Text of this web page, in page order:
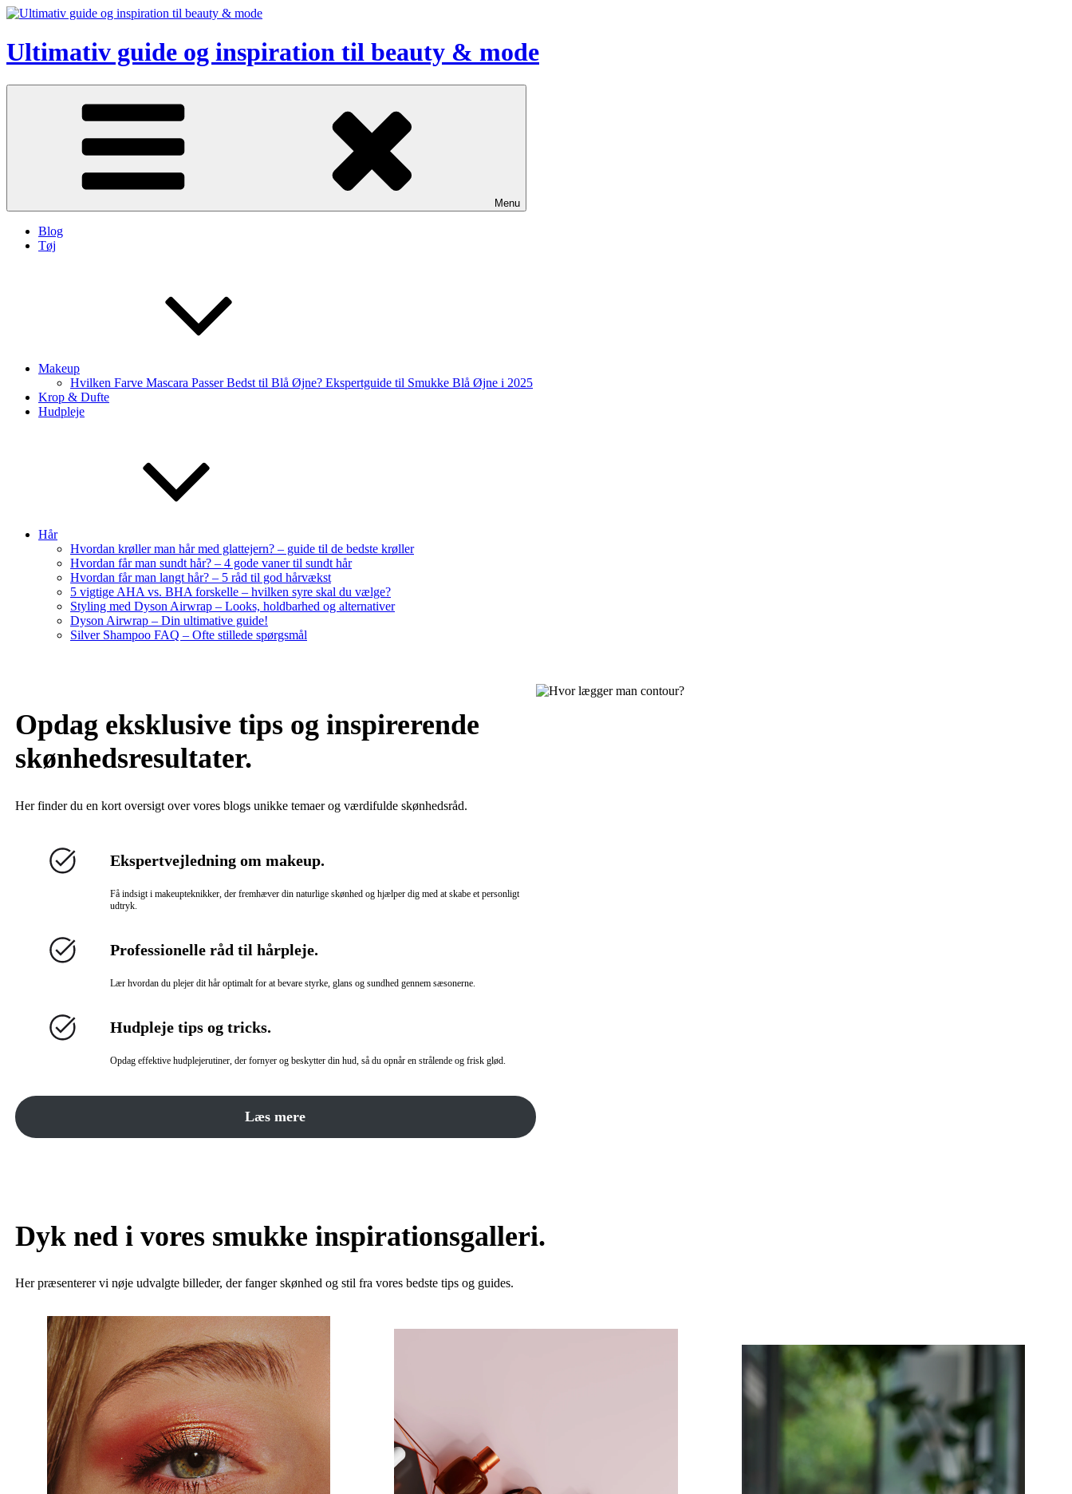
Skip
content
Ultimativ guide og inspiration til beauty & mode
Menu
Blog
Tøj
Makeup
Hvilken Farve Mascara Passer Bedst til Blå Øjne? Ekspertguide til Smukke Blå Øjne i 2025
Krop & Dufte
Hudpleje
Hår
Hvordan krøller man hår med glattejern? – guide til de bedste krøller
Hvordan får man sundt hår? – 4 gode vaner til sundt hår
Hvordan får man langt hår? – 5 råd til god hårvækst
5 vigtige AHA vs. BHA forskelle – hvilken syre skal du vælge?
Styling med Dyson Airwrap – Looks, holdbarhed og alternativer
Dyson Airwrap – Din ultimative guide!
Silver Shampoo FAQ – Ofte stillede spørgsmål
Opdag eksklusive tips og inspirerende
skønhedsresultater.
Her finder du en kort oversigt over vores blogs unikke temaer og værdifulde skønhedsråd.
Ekspertvejledning om makeup.
Få indsigt i makeupteknikker, der fremhæver din naturlige skønhed og hjælper dig med at skabe et personligt
udtryk.
Professionelle råd til hårpleje.
Lær hvordan du plejer dit hår optimalt for at bevare styrke, glans og sundhed gennem sæsonerne.
Hudpleje tips og tricks.
Opdag effektive hudplejerutiner, der fornyer og beskytter din hud, så du opnår en strålende og frisk glød.
Læs mere
Dyk ned i vores smukke inspirationsgalleri.
Her præsenterer vi nøje udvalgte billeder, der fanger skønhed og stil fra vores bedste tips og guides.